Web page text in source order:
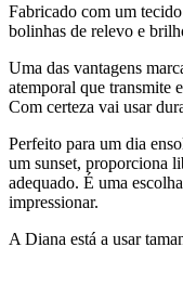
Fabricado com um
bolinhas de relevo e
Uma das vantagens
atemporal que transmite
Com certeza vai usar
Perfeito para um dia
um sunset, proporciona
adequado. É uma
impressionar.
A Diana está a usar